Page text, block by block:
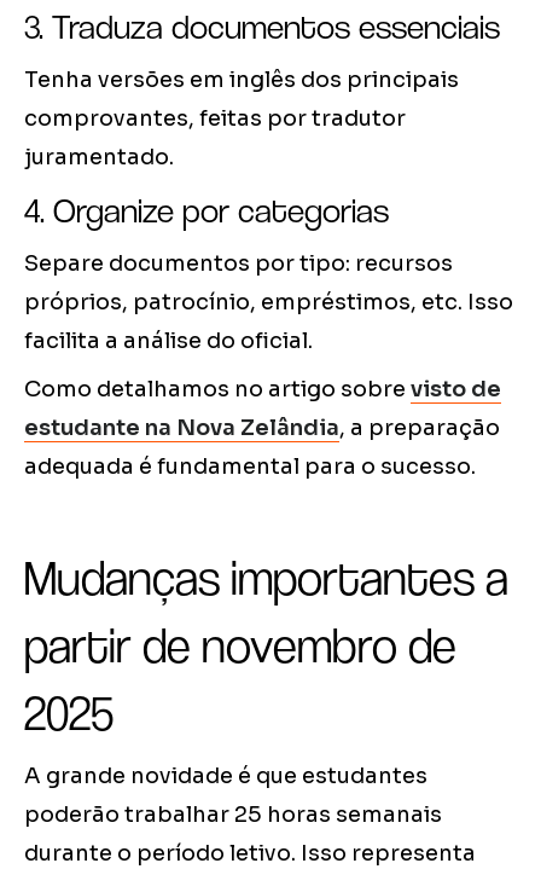
3. Traduza documentos essenciais
Tenha versões em inglês dos principais
comprovantes, feitas por tradutor
juramentado.
4. Organize por categorias
Separe documentos por tipo: recursos
próprios, patrocínio, empréstimos, etc. Isso
facilita a análise do oficial.
Como detalhamos no artigo sobre visto de
estudante na Nova Zelândia, a preparação
adequada é fundamental para o sucesso.
Mudanças importantes a
partir de novembro de
2025
A grande novidade é que estudantes
poderão trabalhar 25 horas semanais
durante o período letivo. Isso representa